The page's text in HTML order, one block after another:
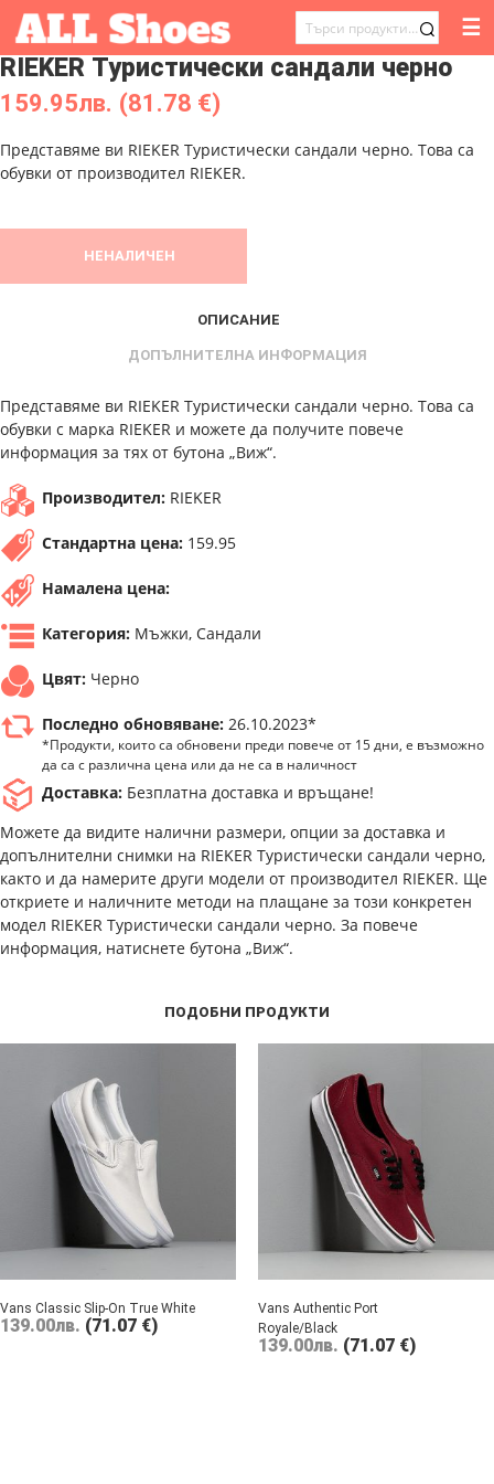
ТЪРСЕНЕ
ЗА:
☰
RIEKER Туристически сандали черно
159.95лв. (81.78 €)
Представяме ви RIEKER Туристически сандали черно. Това са
обувки от производител RIEKER.
НЕНАЛИЧЕН
ОПИСАНИЕ
ДОПЪЛНИТЕЛНА ИНФОРМАЦИЯ
Представяме ви RIEKER Туристически сандали черно. Това са
обувки с марка RIEKER и можете да получите повече
информация за тях от бутона „Виж“.
Производител: RIEKER
Стандартна цена: 159.95
Намалена цена:
Категория: Мъжки, Сандали
Цвят: Черно
Последно обновяване: 26.10.2023*
*Продукти, които са обновени преди повече от 15 дни, е възможно
да са с различна цена или да не са в наличност
Доставка: Безплатна доставка и връщане!
Можете да видите налични размери, опции за доставка и
допълнителни снимки на RIEKER Туристически сандали черно,
както и да намерите други модели от производител RIEKER. Ще
откриете и наличните методи на плащане за този конкретен
модел RIEKER Туристически сандали черно. За повече
информация, натиснете бутона „Виж“.
ПОДОБНИ ПРОДУКТИ
Vans Classic Slip-On True White
139.00лв. (71.07 €)
Vans Authentic Port
Royale/Black
139.00лв. (71.07 €)